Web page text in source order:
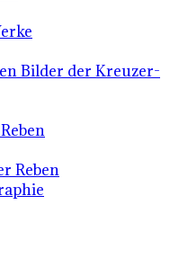
Bilder der Kreuzer-
Reben